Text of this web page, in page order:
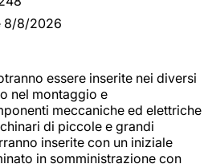
8/8/2026
essere inserite nei diversi
nel montaggio e
meccaniche ed elettriche
di piccole e grandi
inserite con un iniziale
in somministrazione con